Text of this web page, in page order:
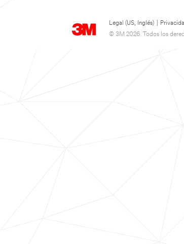
Legal (US, Inglés)
© 3M 2026. Todos los